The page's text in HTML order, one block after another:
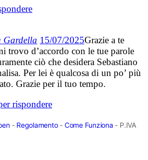
Gardella 15/07/2025Grazie a te
trovo d’accordo con le tue parole
ciò che desidera Sebastiano
Per lei è qualcosa di un po’ più
Grazie per il tuo tempo.
rispondere
- Regolamento- Come Funziona - P.IVA